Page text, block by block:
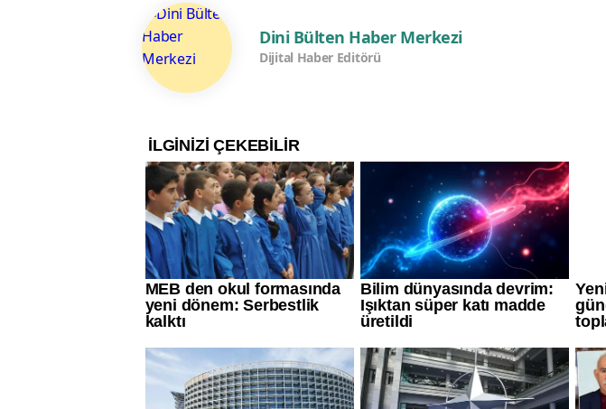
Dini Bülten Haber Merkezi
Dijital Haber Editörü